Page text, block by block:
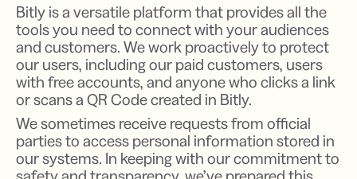
Bitly is a versatile platform that provides all the
tools you need to connect with your audiences
and customers. We work proactively to protect
our users, including our paid customers, users
with free accounts, and anyone who clicks a link
or scans a QR Code created in Bitly.
We sometimes receive requests from official
parties to access personal information stored in
our systems. In keeping with our commitment to